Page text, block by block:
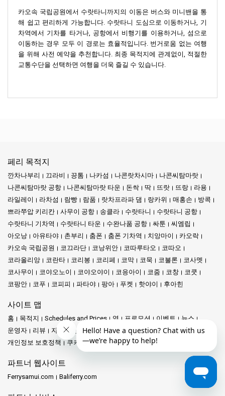
카오속 국립공원에서 수랏타니까지의 이동은 버스와 미니밴을 통
해 쉽고 편리하게 가능합니다. 수랏타니 도심으로 이동하거나, 기
차역에서 기차를 타거나, 공항에서 비행기를 이용하거나, 섬으로
이동하는 경우 모두 이 경로는 효율적입니다. 번거로움 없는 여행
을 위해 사전 예약을 추천합니다. 최종 목적지에 관계없이, 적절한
교통수단을 선택하면 여행을 더욱 즐길 수 있습니다.
페리 목적지
깐차나부리 끄라비 끙톰 나카섬 나콘랏차시마
나콘씨탐마랏
나콘씨탐마랏 공항
나콘씨탐마랏 타운 돈싹 딱 뜨랏 뜨랑
라용
라일레이
라차섬 람빵 람품 랏차프라파 댐 랑카위 매홍손
방콕
쁘라쭈압 키리칸
사무이 공항 송클라 수랏타니
수랏타니 공항
수랏타니 기차역
수랏타니 타운 수완나품 공항 싸툰
씨엠립
아오낭
아유타야 촌부리 춤폰 춤폰 기차역 치앙마이
카오락
카오속 국립공원
코끄라단 코낭위안 코따루타오
코따오
코라올리앙
코란타 코리봉 코리페 코막 코묵 코불론
코사멧
코사무이
코야오노이 코야오야이 코응아이 코줌 코창
코쿳
코팡안
코푸 코피피 파타야 팡아 푸켓 핫야이 후아힌
사이트 맵
홈 목적지 Schedules and Prices 역 프로모션 이벤트
뉴스
운영자
리뷰 자주 묻는 질문 Travel Guide 법적 언급
이용 약관
개인정보 보호정책
쿠키 정책 사이트 맵 문의하기
파트너 웹사이트
Ferrysamui.com Baliferry.com